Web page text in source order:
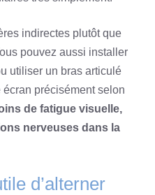
indirectes plutôt que
pouvez aussi installer
utiliser un bras articulé
écran précisément selon
de fatigue visuelle,
nerveuses dans la
d’alterner